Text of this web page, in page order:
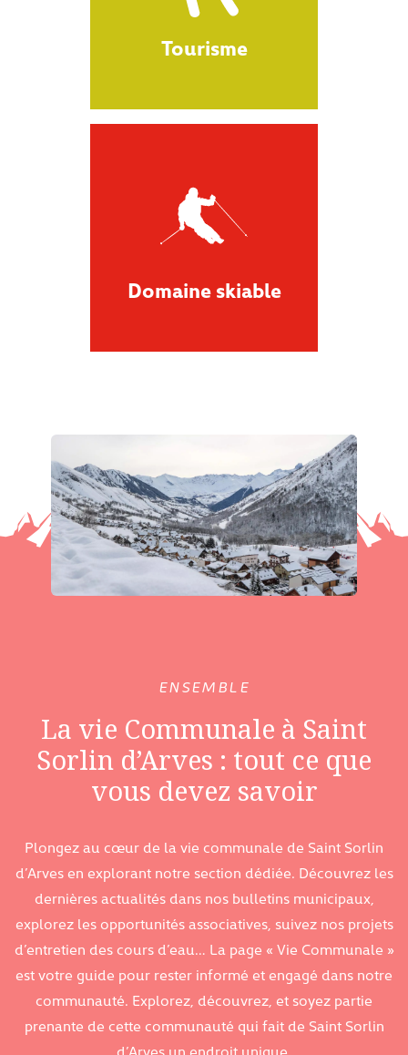
Tourisme
Domaine skiable
ENSEMBLE
La vie Communale à Saint
Sorlin d’Arves : tout ce que
vous devez savoir
Plongez au cœur de la vie communale de Saint Sorlin
d’Arves en explorant notre section dédiée. Découvrez les
dernières actualités dans nos bulletins municipaux,
explorez les opportunités associatives, suivez nos projets
d’entretien des cours d’eau… La page « Vie Communale »
est votre guide pour rester informé et engagé dans notre
communauté. Explorez, découvrez, et soyez partie
prenante de cette communauté qui fait de Saint Sorlin
d’Arves un endroit unique.